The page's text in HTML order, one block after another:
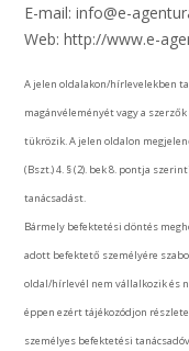
E-mail: info@e-
Web: http://www.e-
A jelen oldalakon/hírlevelekben
magánvéleményét vagy a
tükrözik. A jelen oldalon
(Bszt.) 4. § (2). bek 8. pontja
tanácsadást.
Bármely befektetési döntés
adott befektető személyére
oldal/hírlevél nem vállalkozik és
éppen ezért tájékozódjon
személyes befektetési